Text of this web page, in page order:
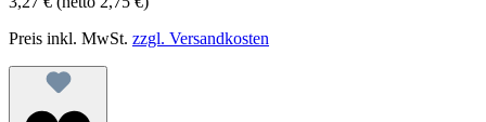
Preis inkl. MwSt. zzgl. Versandkosten